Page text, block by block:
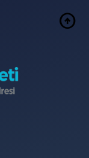
arrow_circle_up